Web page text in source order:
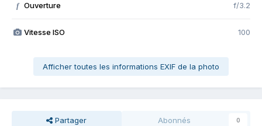
f Ouverture f/3.2
Vitesse ISO 100
Afficher toutes les informations EXIF de la photo
Partager Abonnés 0